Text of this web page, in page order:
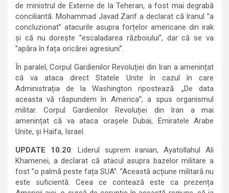
de ministrul de Externe de la Teheran, a fost mai degrabă
conciliantă. Mohammad Javad Zarif a declarat că Iranul ”a
concluzionat” atacurile asupra forțelor americane din irak
și că nu dorește ”escaladarea războiului”, dar că se va
”apăra în fața oricărei agresiuni”.
În paralel, Corpul Gardienilor Revoluției din Iran a amenințat
că va ataca direct Statele Unite în cazul în care
Administrația de la Washington ripostează. „De data
aceasta vă răspundem în America”, a spus organismul
militar. Corpul Gardienilor Revoluției din Iran a mai
amenințat că va ataca orașele Dubai, Emiratele Arabe
Unite, și Haifa, Israel.
UPDATE 10.20: Liderul suprem iranian, Ayatollahul Ali
Khamenei, a declarat că atacul asupra bazelor militare a
fost ”o palmă peste fața SUA”. ”Această acțiune militară nu
este suficientă. Ceea ce contează este ca prezența